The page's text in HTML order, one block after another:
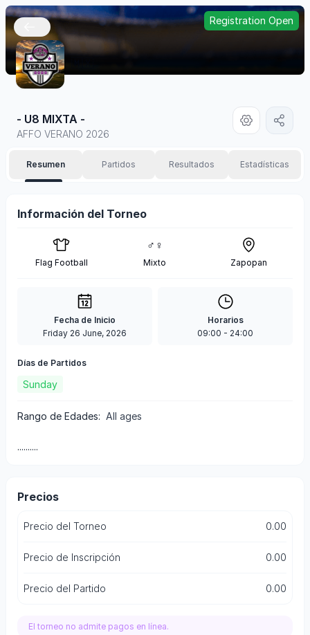
Registration Open
- U8 MIXTA -
AFFO VERANO 2026
Resumen Partidos Resultados Estadísticas
Información del Torneo
Flag Football
♂♀
Mixto Zapopan
Fecha de Inicio
Friday 26 June, 2026
Horarios
09:00 - 24:00
Días de Partidos
Sunday
Rango de Edades: All ages
..........
Precios
Precio del Torneo 0.00
Precio de Inscripción 0.00
Precio del Partido 0.00
El torneo no admite pagos en línea.